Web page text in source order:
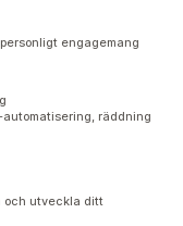
engagemang
räddning
och utveckla ditt